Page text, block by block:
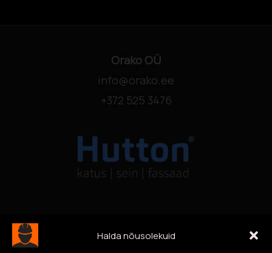
Halda nõusolekuid
Orako OÜ
info@orako.ee
+372 525 3476